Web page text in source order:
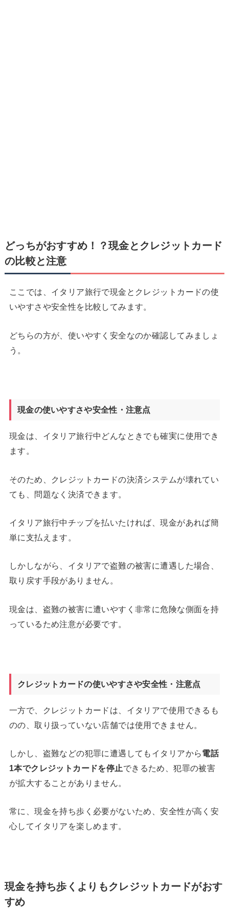
どっちがおすすめ！？現金とクレジットカード
の比較と注意
ここでは、イタリア旅行で現金とクレジットカードの使
いやすさや安全性を比較してみます。
どちらの方が、使いやすく安全なのか確認してみましょ
う。
現金の使いやすさや安全性・注意点
現金は、イタリア旅行中どんなときでも確実に使用でき
ます。
そのため、クレジットカードの決済システムが壊れてい
ても、問題なく決済できます。
イタリア旅行中チップを払いたければ、現金があれば簡
単に支払えます。
しかしながら、イタリアで盗難の被害に遭遇した場合、
取り戻す手段がありません。
現金は、盗難の被害に遭いやすく非常に危険な側面を持
っているため注意が必要です。
クレジットカードの使いやすさや安全性・注意点
一方で、クレジットカードは、イタリアで使用できるも
のの、取り扱っていない店舗では使用できません。
しかし、盗難などの犯罪に遭遇してもイタリアから電話
1本でクレジットカードを停止できるため、犯罪の被害
が拡大することがありません。
常に、現金を持ち歩く必要がないため、安全性が高く安
心してイタリアを楽しめます。
現金を持ち歩くよりもクレジットカードがおす
すめ